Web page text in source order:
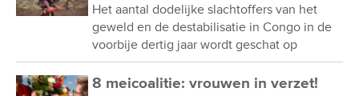
Het aantal dodelijke slachtoffers van het
geweld en de destabilisatie in Congo in de
voorbije dertig jaar wordt geschat op
8 meicoalitie: vrouwen in verzet!